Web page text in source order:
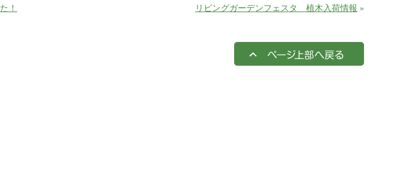
！ リビングガーデンフェスタ 植木入荷情報 »